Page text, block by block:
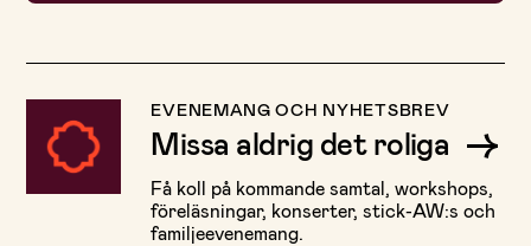
EVENEMANG OCH NYHETSBREV
Missa aldrig det roliga
Få koll på kommande samtal, workshops,
föreläsningar, konserter, stick-AW:s och
familjeevenemang.